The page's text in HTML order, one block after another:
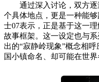
通过深入讨论，双方逐
个具体地点，更是一种能
士07表示，正是基于这一
故事框架。这一设定也与
出的“寂静岭现象”概念相
国小镇命名、却可能在世界